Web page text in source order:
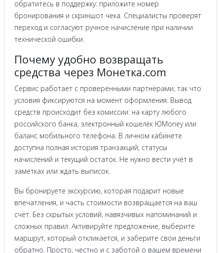
обратитесь в поддержку: приложите номер
бронирования и скриншот чека. Специалисты проверят
переход и согласуют ручное начисление при наличии
технической ошибки.
Почему удобно возвращать
средства через Монетка.com
Сервис работает с проверенными партнёрами, так что
условия фиксируются на момент оформления. Вывод
средств происходит без комиссии: на карту любого
российского банка, электронный кошелёк ЮMoney или
баланс мобильного телефона. В личном кабинете
доступна полная история транзакций, статусы
начислений и текущий остаток. Не нужно вести учёт в
заметках или ждать выписок.
Вы бронируете экскурсию, которая подарит новые
впечатления, и часть стоимости возвращается на ваш
счёт. Без скрытых условий, навязчивых напоминаний и
сложных правил. Активируйте предложение, выберите
маршрут, который откликается, и заберите свои деньги
обратно. Просто, честно и с заботой о вашем времени